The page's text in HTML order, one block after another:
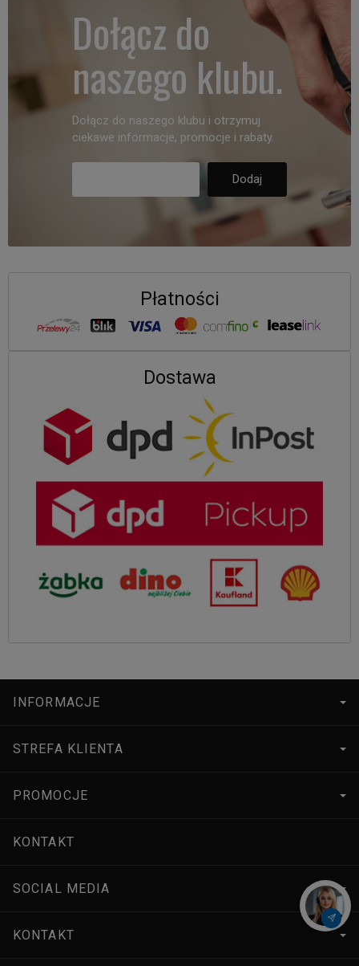
Dołącz do
naszego klubu.
Dołącz do naszego klubu i otrzymuj
ciekawe informacje, promocje i rabaty.
Płatności
Dostawa
INFORMACJE
STREFA KLIENTA
PROMOCJE
KONTAKT
SOCIAL MEDIA
KONTAKT